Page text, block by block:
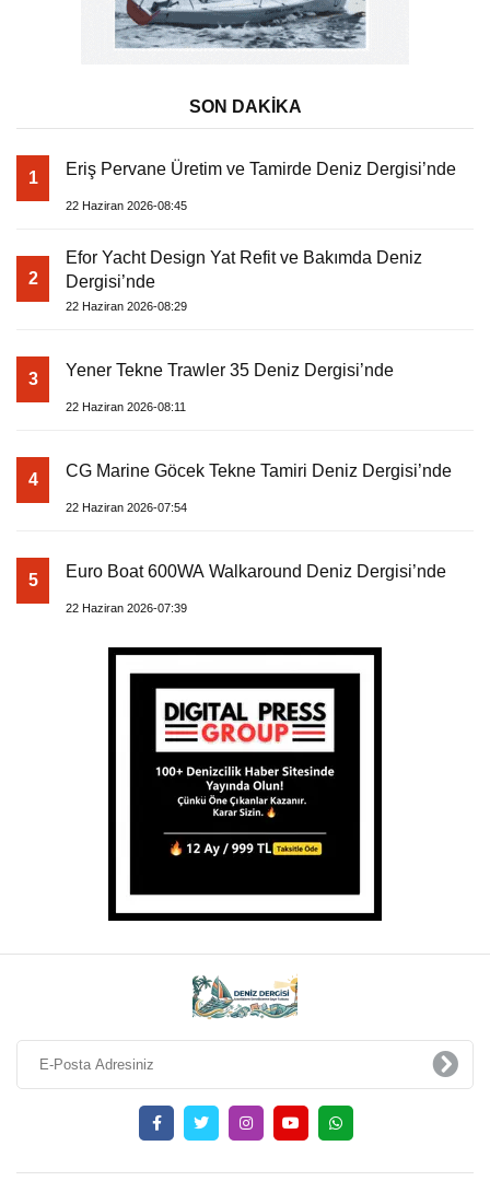
SON DAKİKA
1 Eriş Pervane Üretim ve Tamirde Deniz Dergisi’nde
22 Haziran 2026-08:45
2
Efor Yacht Design Yat Refit ve Bakımda Deniz
Dergisi’nde
22 Haziran 2026-08:29
3 Yener Tekne Trawler 35 Deniz Dergisi’nde
22 Haziran 2026-08:11
4 CG Marine Göcek Tekne Tamiri Deniz Dergisi’nde
22 Haziran 2026-07:54
5 Euro Boat 600WA Walkaround Deniz Dergisi’nde
22 Haziran 2026-07:39